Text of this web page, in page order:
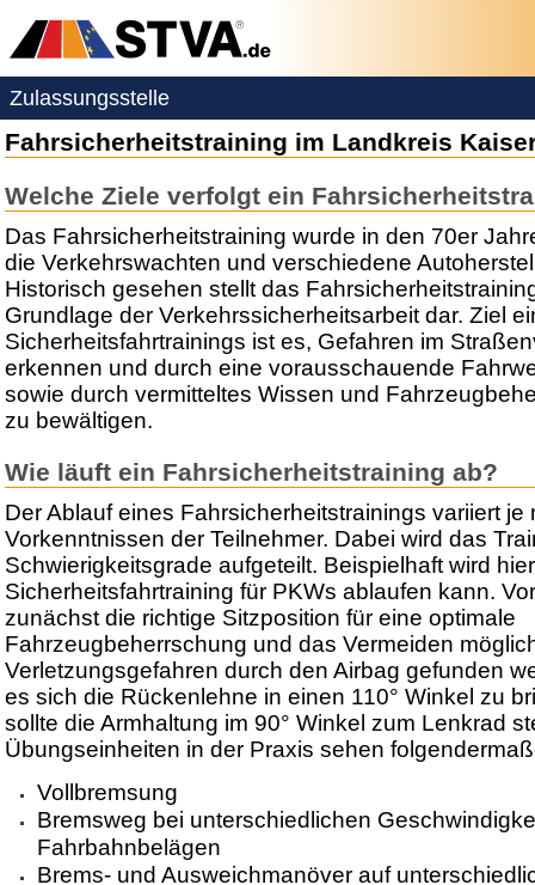
Zulassungsstelle
Fahrsicherheitstraining im Landkreis
Welche Ziele verfolgt ein
Das Fahrsicherheitstraining wurde in den 70er
die Verkehrswachten und verschiedene
Historisch gesehen stellt das
Grundlage der Verkehrssicherheitsarbeit dar. Ziel
Sicherheitsfahrtrainings ist es, Gefahren im
erkennen und durch eine vorausschauende
sowie durch vermitteltes Wissen und
zu bewältigen.
Wie läuft ein Fahrsicherheitstraining ab?
Der Ablauf eines Fahrsicherheitstrainings variiert
Vorkenntnissen der Teilnehmer. Dabei wird das
Schwierigkeitsgrade aufgeteilt. Beispielhaft wird
Sicherheitsfahrtraining für PKWs ablaufen kann.
zunächst die richtige Sitzposition für eine optimale
Fahrzeugbeherrschung und das Vermeiden
Verletzungsgefahren durch den Airbag gefunden
es sich die Rückenlehne in einen 110° Winkel zu
sollte die Armhaltung im 90° Winkel zum Lenkrad
Übungseinheiten in der Praxis sehen
Vollbremsung
Bremsweg bei unterschiedlichen
Fahrbahnbelägen
Brems- und Ausweichmanöver auf